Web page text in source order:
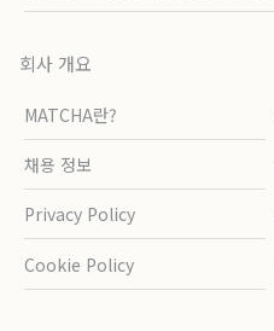
회사 개요
MATCHA란?
채용 정보
Privacy Policy
Cookie Policy